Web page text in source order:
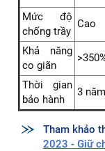
Mức độ
chống trầy
Cao
Khả năng
co giãn
Thời gian
bảo hành
3 năm
Tham khảo
2023 - Giữ